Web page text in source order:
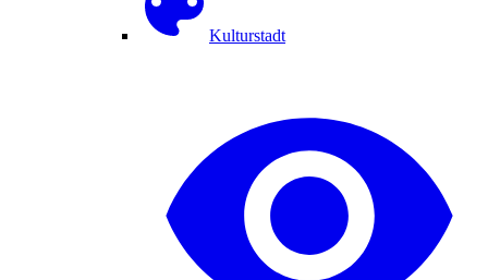
Kulturstadt